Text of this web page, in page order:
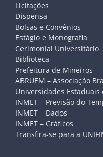
Licitações
Dispensa
Bolsas e Convênios
Estágio e Monografia
Cerimonial Universitário
Biblioteca
Prefeitura de Mineiros
ABRUEM – Associação
Universidades
INMET – Previsão do
INMET – Dados
INMET – Gráficos
Transfira-se para a